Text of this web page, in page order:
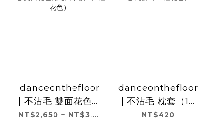
danceonthefloor
| 不沾毛 雙面花色無
縫四季被 （4種花
NT$2,650 ~ NT$3,100
danceonthefloor
| 不沾毛 枕套（16
種花色）
NT$420